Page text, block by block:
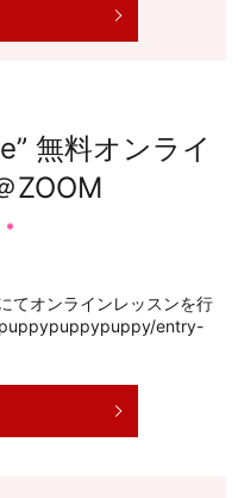
無料オンライ
ZOOM
てオンラインレッスンを行
entry-